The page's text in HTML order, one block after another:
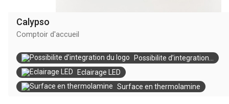
Calypso
Comptoir d'accueil
Possibilite d’integration...
Eclairage LED
Surface en thermolamine